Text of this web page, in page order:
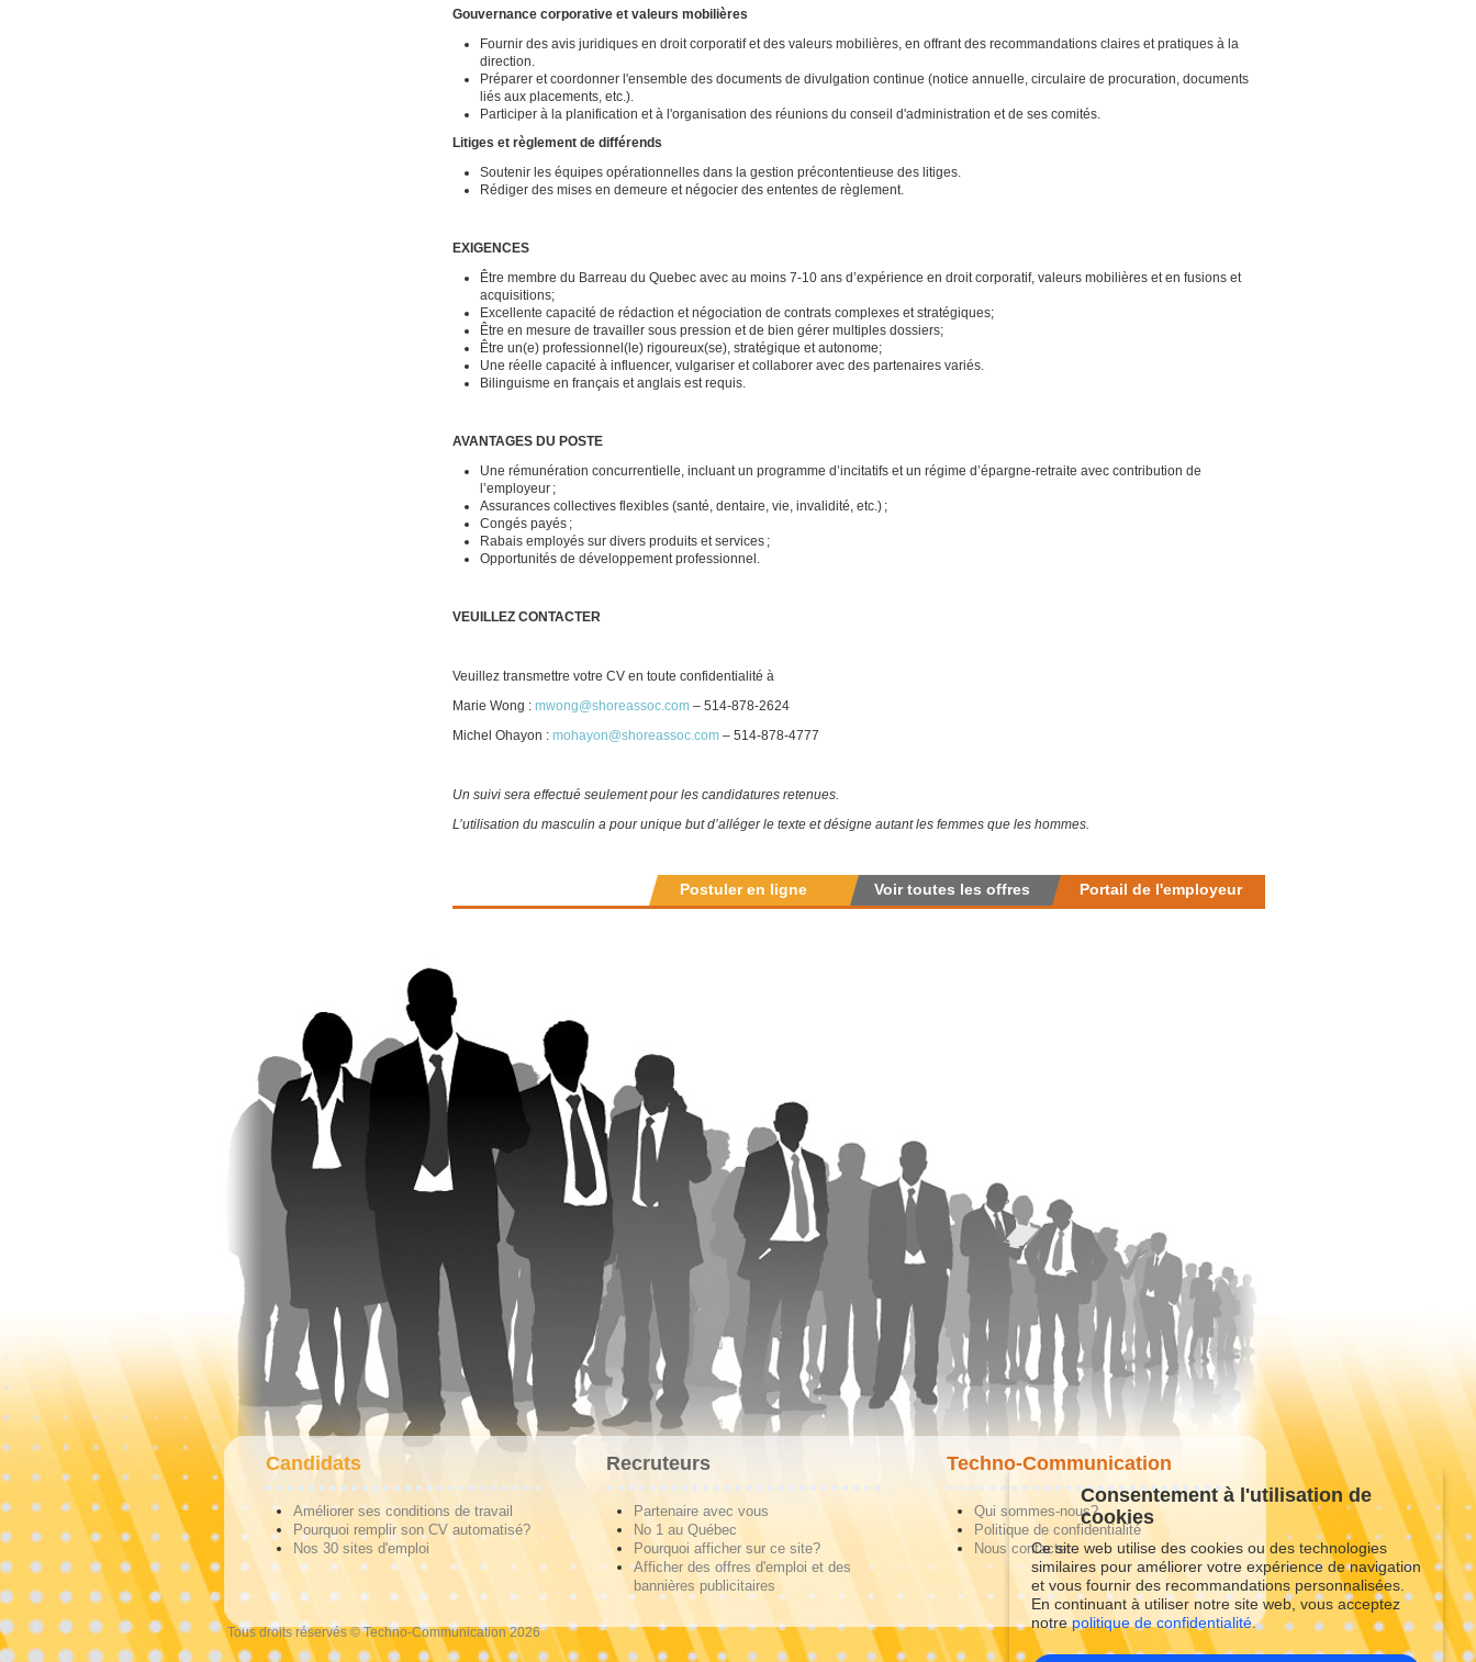
Gouvernance corporative et valeurs mobilières
Fournir des avis juridiques en droit corporatif et des valeurs mobilières, en offrant des recommandations claires et pratiques à la
direction.
Préparer et coordonner l'ensemble des documents de divulgation continue (notice annuelle, circulaire de procuration, documents
liés aux placements, etc.).
Participer à la planification et à l'organisation des réunions du conseil d'administration et de ses comités.
Litiges et règlement de différends
Soutenir les équipes opérationnelles dans la gestion précontentieuse des litiges.
Rédiger des mises en demeure et négocier des ententes de règlement.
EXIGENCES
Être membre du Barreau du Quebec avec au moins 7-10 ans d’expérience en droit corporatif, valeurs mobilières et en fusions et
acquisitions;
Excellente capacité de rédaction et négociation de contrats complexes et stratégiques;
Être en mesure de travailler sous pression et de bien gérer multiples dossiers;
Être un(e) professionnel(le) rigoureux(se), stratégique et autonome;
Une réelle capacité à influencer, vulgariser et collaborer avec des partenaires variés.
Bilinguisme en français et anglais est requis.
AVANTAGES DU POSTE
Une rémunération concurrentielle, incluant un programme d’incitatifs et un régime d’épargne-retraite avec contribution de
l’employeur ;
Assurances collectives flexibles (santé, dentaire, vie, invalidité, etc.) ;
Congés payés ;
Rabais employés sur divers produits et services ;
Opportunités de développement professionnel.
VEUILLEZ CONTACTER
Veuillez transmettre votre CV en toute confidentialité à
Marie Wong : mwong@shoreassoc.com – 514-878-2624
Michel Ohayon : mohayon@shoreassoc.com – 514-878-4777
Un suivi sera effectué seulement pour les candidatures retenues.
L’utilisation du masculin a pour unique but d’alléger le texte et désigne autant les femmes que les hommes.
Portail de l'employeur
Voir toutes les offres
Postuler en ligne
Candidats
Améliorer ses conditions de travail
Pourquoi remplir son CV automatisé?
Nos 30 sites d'emploi
Recruteurs
Partenaire avec vous
No 1 au Québec
Pourquoi afficher sur ce site?
Afficher des offres d'emploi et des
bannières publicitaires
Techno-Communication
Qui sommes-nous?
Politique de confidentialité
Nous contacter
Tous droits réservés © Techno-Communication 2026
Consentement à l'utilisation de
cookies
Ce site web utilise des cookies ou des technologies
similaires pour améliorer votre expérience de navigation
et vous fournir des recommandations personnalisées.
En continuant à utiliser notre site web, vous acceptez
notre politique de confidentialité.